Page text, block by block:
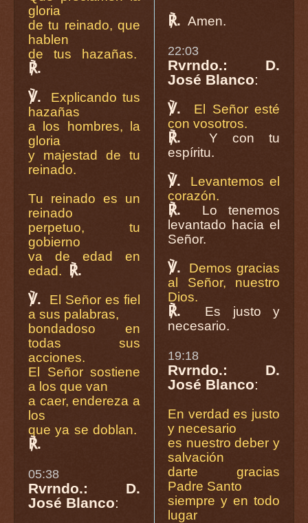
gloria
de tu reinado, que
hablen
de tus hazañas.
℟.
℣.
Explicando tus
hazañas
a los hombres, la
gloria
y majestad de tu
reinado.
Tu reinado es un
reinado
perpetuo, tu
gobierno
va de edad en
edad.
℟.
℣.
El Señor es fiel
a sus palabras,
bondadoso en
todas sus
acciones.
El Señor sostiene
a los que van
a caer, endereza a
los
que ya se doblan.
℟.
05:38
Rvrndo.: D.
José Blanco:
℟. Amen.
22:03
Rvrndo.: D.
José Blanco:
℣.
El Señor esté
con vosotros.
℟.
Y con tu
espíritu.
℣.
Levantemos el
corazón.
℟.
Lo tenemos
levantado hacia el
Señor.
℣.
Demos gracias
al Señor, nuestro
Dios.
℟.
Es justo y
necesario.
19:18
Rvrndo.: D.
José Blanco:
En verdad es justo
y necesario
es nuestro deber y
salvación
darte gracias
Padre Santo
siempre y en todo
lugar